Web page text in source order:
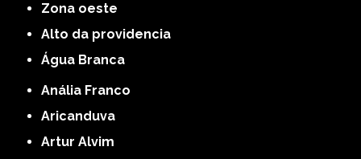
Zona oeste
alto da providencia
Água Branca
Anália Franco
Aricanduva
Artur Alvim